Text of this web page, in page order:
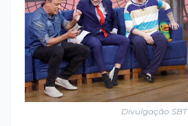
Divulgação SBT